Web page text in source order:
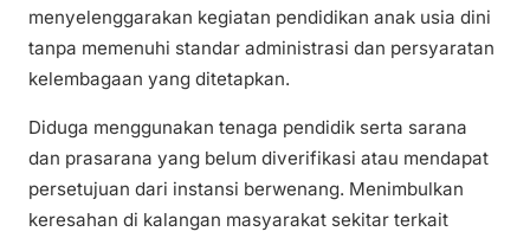
menyelenggarakan kegiatan pendidikan anak usia dini
tanpa memenuhi standar administrasi dan persyaratan
kelembagaan yang ditetapkan.
Diduga menggunakan tenaga pendidik serta sarana
dan prasarana yang belum diverifikasi atau mendapat
persetujuan dari instansi berwenang. Menimbulkan
keresahan di kalangan masyarakat sekitar terkait